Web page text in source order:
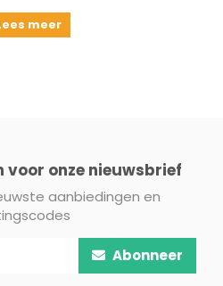
en zijn verkrijgbaar in
Of je nu originele Dymo
DYMO LABELS
vind je onder andere:
meer
voor onze nieuwsbrief
aanbiedingen en
Abonneer